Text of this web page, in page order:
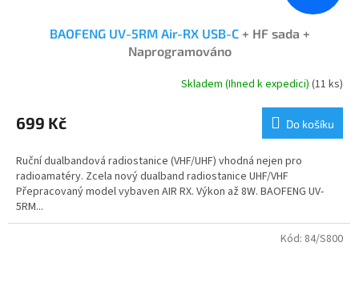
BAOFENG UV-5RM Air-RX USB-C + HF sada +
Naprogramováno
produktu
je
z
5
hvězdiček.
Skladem (Ihned k expedici)(11 ks)
699 Kč Do košíku
Ruční dualbandová radiostanice (VHF/UHF) vhodná nejen pro
radioamatéry. Zcela nový dualband radiostanice UHF/VHF
Přepracovaný model vybaven AIR RX. Výkon až 8W. BAOFENG UV-
5RM...
Kód: 84/S800